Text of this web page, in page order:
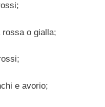
o gialla;
e avorio;